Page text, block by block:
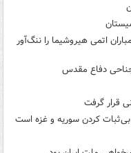
اتمی هیروشیما را ننگ‌آور
دفاع مقدس
قرار گرفت
بی‌ثبات کردن سوریه و غزه است